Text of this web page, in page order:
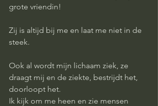
grote vriendin!
Zij is altijd bij me en laat me niet in de
steek.
Ook al wordt mijn lichaam ziek, ze
draagt mij en de ziekte, bestrijdt het,
doorloopt het.
Ik kijk om me heen en zie mensen